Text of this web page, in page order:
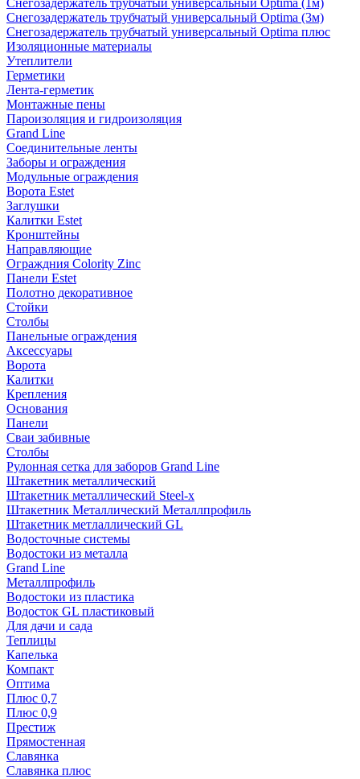
Снегозадержатель трубчатый универсальный Optima (1м)
Снегозадержатель трубчатый универсальный Optima (3м)
Снегозадержатель трубчатый универсальный Optima плюс
Изоляционные материалы
Утеплители
Герметики
Лента-герметик
Монтажные пены
Пароизоляция и гидроизоляция
Grand Line
Соединительные ленты
Заборы и ограждения
Модульные ограждения
Ворота Estet
Заглушки
Калитки Estet
Кронштейны
Направляющие
Ограждния Colority Zinc
Панели Estet
Полотно декоративное
Стойки
Столбы
Панельные ограждения
Аксессуары
Ворота
Калитки
Крепления
Основания
Панели
Сваи забивные
Столбы
Рулонная сетка для заборов Grand Line
Штакетник металлический
Штакетник металлический Steel-x
Штакетник Металлический Металлпрофиль
Штакетник метлаллический GL
Водосточные системы
Водостоки из металла
Grand Line
Металлпрофиль
Водостоки из пластика
Водосток GL пластиковый
Для дачи и сада
Теплицы
Капелька
Компакт
Оптима
Плюс 0,7
Плюс 0,9
Престиж
Прямостенная
Славянка
Славянка плюс